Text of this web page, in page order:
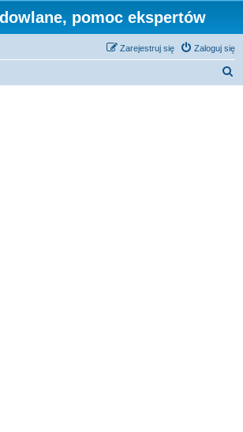
pomoc ekspertów
Zaloguj się
Zarejestruj się